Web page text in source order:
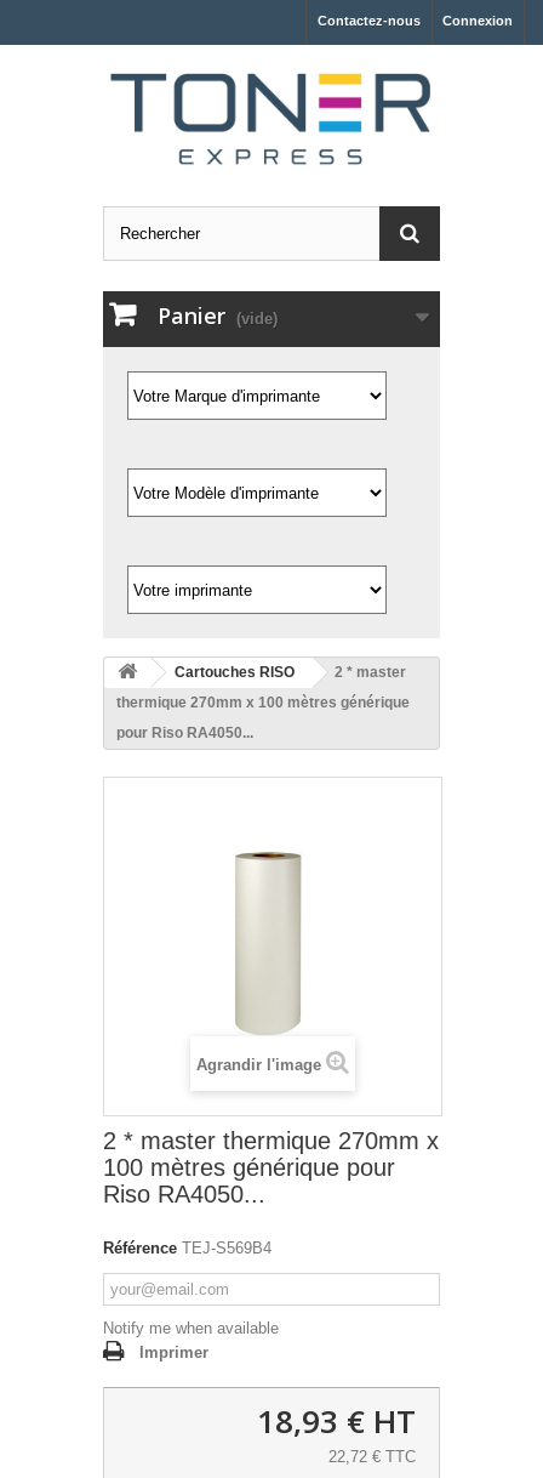
Connexion
Contactez-nous
Panier (vide)
Cartouches RISO
2 * master
thermique 270mm x 100 mètres générique
pour Riso RA4050...
Agrandir l'image
2 * master thermique 270mm x
100 mètres générique pour
Riso RA4050...
Référence TEJ-S569B4
Notify me when available
Imprimer
18,93 € HT
22,72 € TTC